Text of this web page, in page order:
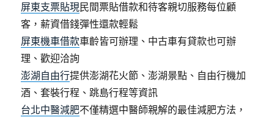
屏東支票貼現民間票貼借款和待客親切服務每位顧
客，薪資借錢彈性還款輕鬆
屏東機車借款車齡皆可辦理、中古車有貸款也可辦
理、歡迎洽詢
澎湖自由行提供澎湖花火節、澎湖景點、自由行機加
酒、套裝行程、跳島行程等資訊
台北中醫減肥不僅精選中醫師親解的最佳減肥方法，